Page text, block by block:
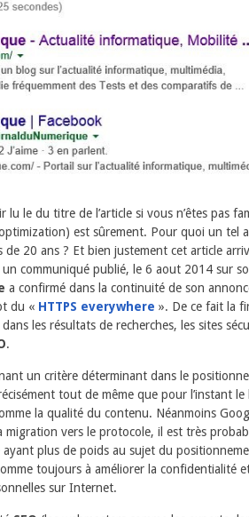
le du titre de l’article si vous n’êtes pas
est sûrement. Pour quoi un tel
de 20 ans ? Et bien justement cet article
communiqué publié, le 6 aout 2014 sur
a confirmé dans la continuité de son
du « HTTPS everywhere ». De ce fait la
les résultats de recherches, les sites
.
un critère déterminant dans le
tout de même que pour l’instant
la qualité du contenu. Néanmoins
migration vers le protocole, il est très
plus de poids au sujet du
toujours à améliorer la confidentialité
sur Internet.